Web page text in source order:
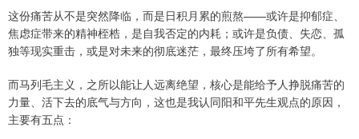
这份痛苦从不是突然降临，而是日积月累的煎熬——或许是抑郁症、
焦虑症带来的精神桎梏，是自我否定的内耗；或许是负债、失恋、孤
独等现实重击，或是对未来的彻底迷茫，最终压垮了所有希望。
而马列毛主义，之所以能让人远离绝望，核心是能给予人挣脱痛苦的
力量、活下去的底气与方向，这也是我认同阳和平先生观点的原因，
主要有五点：